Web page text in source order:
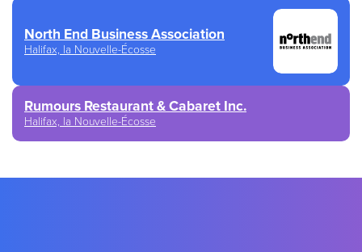
North End Business Association
Halifax, la Nouvelle-Écosse
Rumours Restaurant & Cabaret Inc.
Halifax, la Nouvelle-Écosse